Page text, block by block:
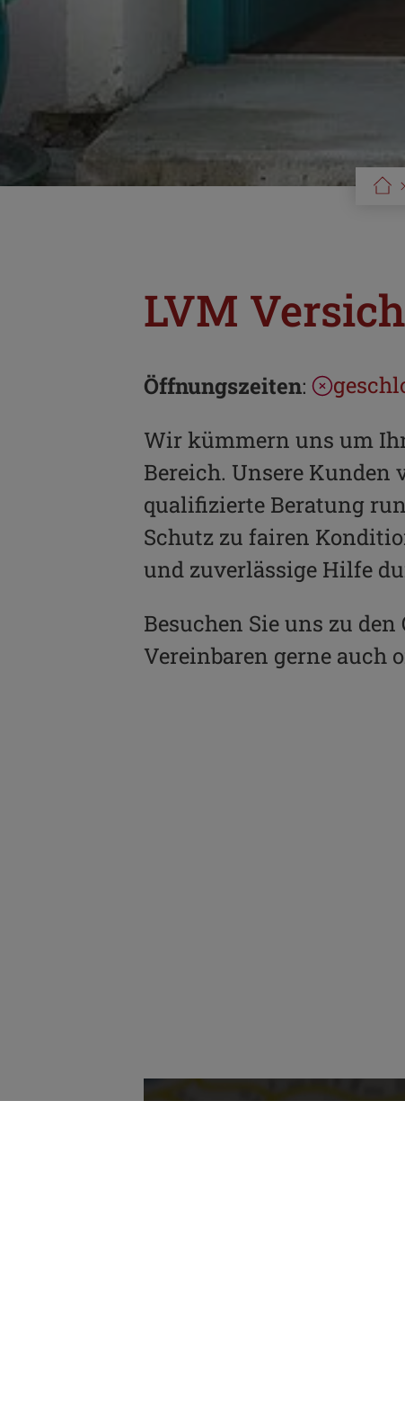
LVM
Öffnungszeiten:
Wir kümmern uns um
Bereich. Unsere
qualifizierte Beratung
Schutz zu fairen
und zuverlässige Hilfe
Besuchen Sie uns zu
Vereinbaren gerne